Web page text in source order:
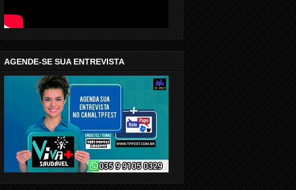
AGENDE-SE SUA ENTREVISTA